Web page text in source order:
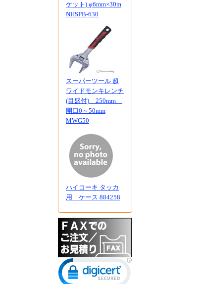
ケット) φ6mm×30m
NHSPB-630
スーパーツール 超
ワイドモンキレンチ
(目盛付) 250mm
開口0～50mm
MWG50
ハイコーキ タッカ
用 ケース 884258